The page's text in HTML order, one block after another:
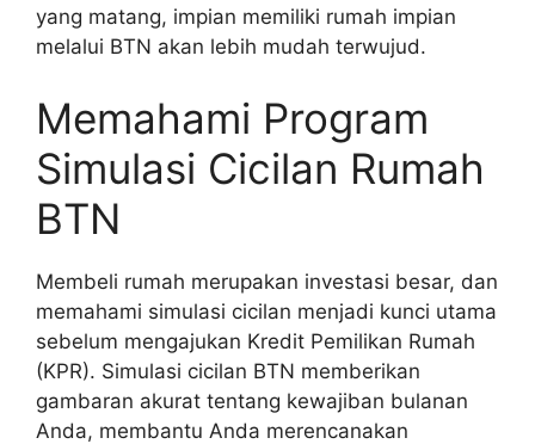
yang matang, impian memiliki rumah impian
melalui BTN akan lebih mudah terwujud.
Memahami Program
Simulasi Cicilan Rumah
BTN
Membeli rumah merupakan investasi besar, dan
memahami simulasi cicilan menjadi kunci utama
sebelum mengajukan Kredit Pemilikan Rumah
(KPR). Simulasi cicilan BTN memberikan
gambaran akurat tentang kewajiban bulanan
Anda, membantu Anda merencanakan